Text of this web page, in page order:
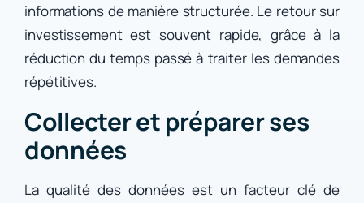
informations de manière structurée. Le retour sur
investissement est souvent rapide, grâce à la
réduction du temps passé à traiter les demandes
répétitives.
Collecter et préparer ses
données
La qualité des données est un facteur clé de